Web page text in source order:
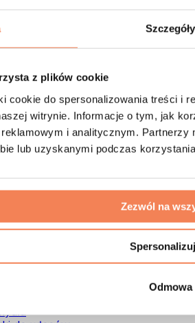
Szczegóły
z plików cookie
cookie do spersonalizowania treści i
witrynie. Informacje o tym, jak
i analitycznym. Partnerzy
lub uzyskanymi podczas
Zezwól na
Spersonalizuj
Odmowa
do aktywności